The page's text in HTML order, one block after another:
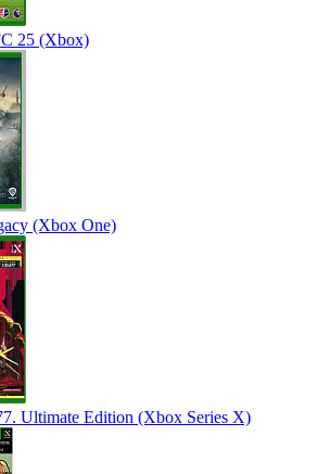
25 (Xbox)
(Xbox One)
Ultimate Edition (Xbox Series X)